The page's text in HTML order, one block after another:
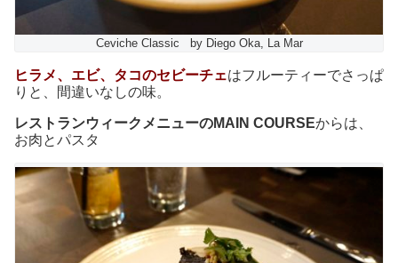
Ceviche Classic by Diego Oka, La Mar
ヒラメ、エビ、タコのセビーチェはフルーティーでさっぱ
りと、間違いなしの味。
レストランウィークメニューのMAIN COURSEからは、
お肉とパスタ